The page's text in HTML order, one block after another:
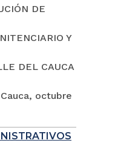
DE
Y
DEL CAUCA
octubre